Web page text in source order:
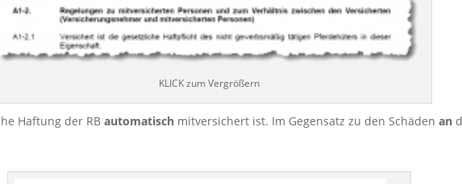
KLICK zum Vergrößern
Haftung der RBautomatisch mitversichert ist. Im Gegensatz zu den Schädenan